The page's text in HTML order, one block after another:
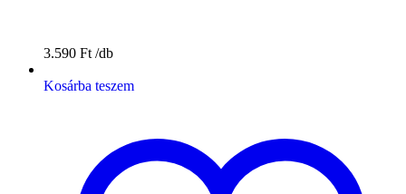
3.590 Ft
Kosárba teszem